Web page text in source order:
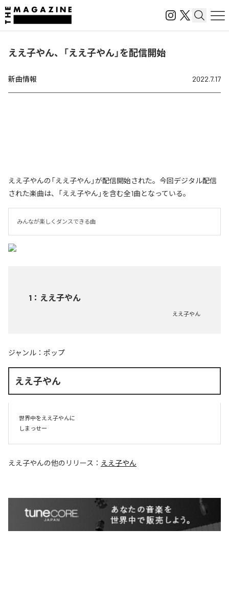
ええ子やん、「ええ子やん」を配信開始
新曲情報 2022.7.17
ええ子やんの「ええ子やん」が配信開始された。今回デジタル配信
された楽曲は、「ええ子やん」を含む全1曲となっている。
みんなが楽しくダンスできる曲
1 ： ええ子やん
ええ子やん
ジャンル： ポップ
ええ子やん
世界中をええ子やんに
しまっせー
ええ子やんの他のリリース： ええ子やん